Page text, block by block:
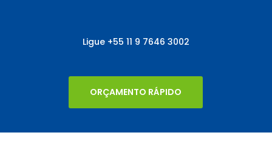
Ligue +55 11 9 7646 3002
ORÇAMENTO RÁPIDO